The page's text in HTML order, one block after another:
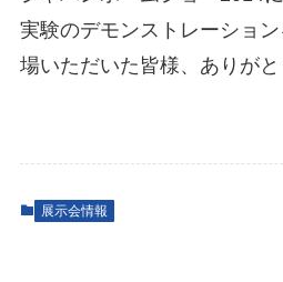
実験のデモンストレーショ
場いただいた皆様、ありがと
展示会情報